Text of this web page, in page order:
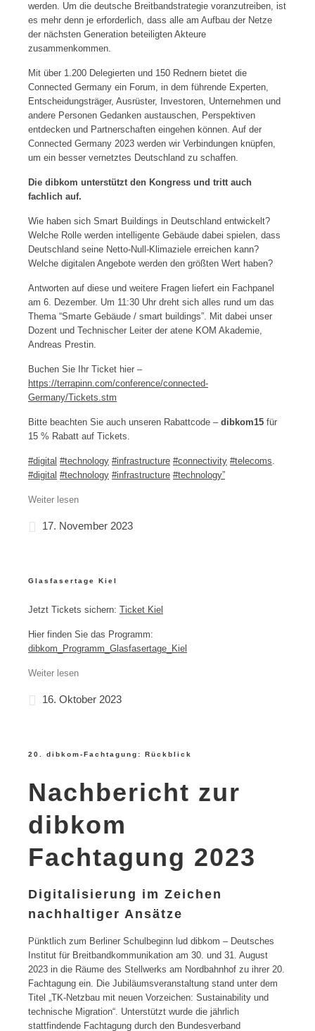
werden. Um die deutsche Breitbandstrategie voranzutreiben, ist
es mehr denn je erforderlich, dass alle am Aufbau der Netze
der nächsten Generation beteiligten Akteure
zusammenkommen.
Mit über 1.200 Delegierten und 150 Rednern bietet die
Connected Germany ein Forum, in dem führende Experten,
Entscheidungsträger, Ausrüster, Investoren, Unternehmen und
andere Personen Gedanken austauschen, Perspektiven
entdecken und Partnerschaften eingehen können. Auf der
Connected Germany 2023 werden wir Verbindungen knüpfen,
um ein besser vernetztes Deutschland zu schaffen.
Die dibkom unterstützt den Kongress und tritt auch
fachlich auf.
Wie haben sich Smart Buildings in Deutschland entwickelt?
Welche Rolle werden intelligente Gebäude dabei spielen, dass
Deutschland seine Netto-Null-Klimaziele erreichen kann?
Welche digitalen Angebote werden den größten Wert haben?
Antworten auf diese und weitere Fragen liefert ein Fachpanel
am 6. Dezember. Um 11:30 Uhr dreht sich alles rund um das
Thema “Smarte Gebäude / smart buildings”. Mit dabei unser
Dozent und Technischer Leiter der atene KOM Akademie,
Andreas Prestin.
Buchen Sie Ihr Ticket hier –
https://terrapinn.com/conference/connected-
Germany/Tickets.stm
Bitte beachten Sie auch unseren Rabattcode – dibkom15 für
15 % Rabatt auf Tickets.
#digital #technology #infrastructure #connectivity #telecoms.
#digital #technology #infrastructure #technology”
Weiter lesen
17. November 2023
Glasfasertage Kiel
Jetzt Tickets sichern: Ticket Kiel
Hier finden Sie das Programm:
dibkom_Programm_Glasfasertage_Kiel
Weiter lesen
16. Oktober 2023
20. dibkom-Fachtagung: Rückblick
Nachbericht zur
dibkom
Fachtagung 2023
Digitalisierung im Zeichen
nachhaltiger Ansätze
Pünktlich zum Berliner Schulbeginn lud dibkom – Deutsches
Institut für Breitbandkommunikation am 30. und 31. August
2023 in die Räume des Stellwerks am Nordbahnhof zu ihrer 20.
Fachtagung ein. Die Jubiläumsveranstaltung stand unter dem
Titel „TK-Netzbau mit neuen Vorzeichen: Sustainability und
technische Migration“. Unterstützt wurde die jährlich
stattfindende Fachtagung durch den Bundesverband